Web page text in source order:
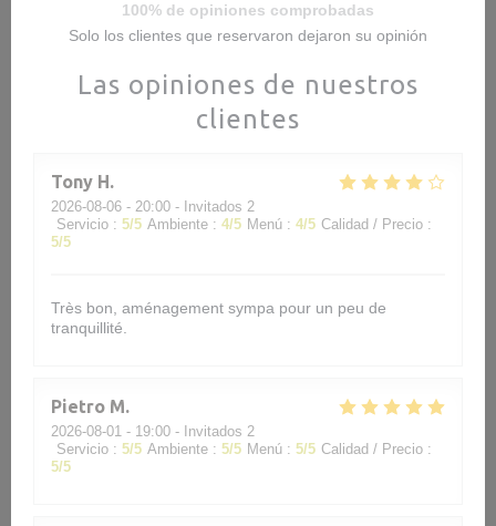
Las opiniones de nuestros
clientes
Tony H
2026-08-06 - 20:00 - Invitados 2
Servicio : 5/5 Ambiente : 4/5 Menú : 4/5 Calidad / Precio :
5/5
Très bon, aménagement sympa pour un peu de
tranquillité.
Pietro M
2026-08-01 - 19:00 - Invitados 2
Servicio : 5/5 Ambiente : 5/5 Menú : 5/5 Calidad / Precio :
5/5
100% de opiniones comprobadas
Solo los clientes que reservaron dejaron su opinión